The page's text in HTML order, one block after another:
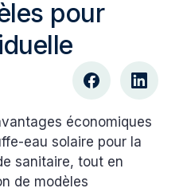
pour
économiques
eau solaire pour la
sanitaire, tout en
de modèles